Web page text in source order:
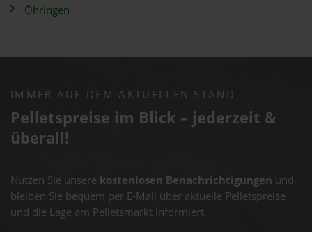
Öhringen
IMMER AUF DEM AKTUELLEN STAND
Pelletspreise im Blick – jederzeit &
überall!
Nutzen Sie unsere kostenlosen Benachrichtigungen und
bleiben Sie bequem per E-Mail über aktuelle Pelletspreise
und die Lage am Pelletsmarkt informiert.